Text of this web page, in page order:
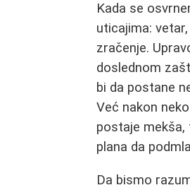
Kada se
uticajima:
zračenje.
doslednom
bi da postane
Već nakon
postaje mekša,
plana da
Da bismo